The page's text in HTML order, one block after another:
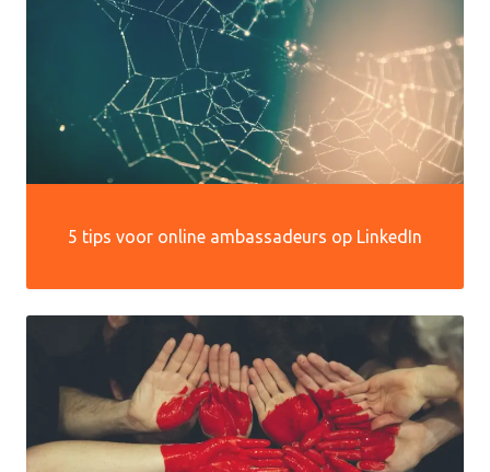
5 tips voor online ambassadeurs op LinkedIn